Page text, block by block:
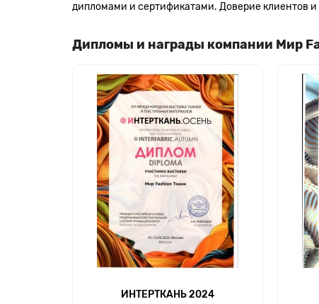
дипломами и сертификатами. Доверие клиентов и
Дипломы и награды компании Мир
ИНТЕРТКАНЬ 2024